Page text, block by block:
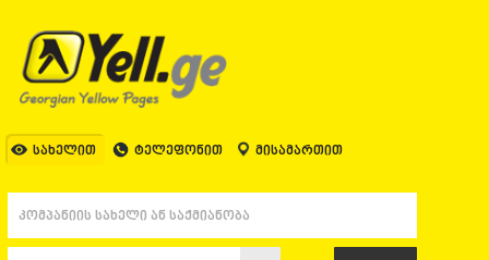
სახელით ტელეფონით მისამართით
ᲗᲑᲘᲚᲘᲡᲘ
ᲗᲑᲘᲚᲘᲡᲘ
ᲐᲤᲮᲐᲖᲔᲗᲘ
ᲒᲐᲚᲘ
ᲑᲐᲗᲣᲛᲘ
ᲥᲝᲑᲣᲚᲔᲗᲘ
ᲨᲣᲐᲮᲔᲕᲘ